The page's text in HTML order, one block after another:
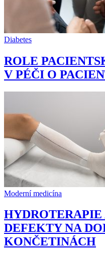
Diabetes
ROLE
V PÉČI O
Moderní medicína
DEFEKTY NA
KONČETINÁCH